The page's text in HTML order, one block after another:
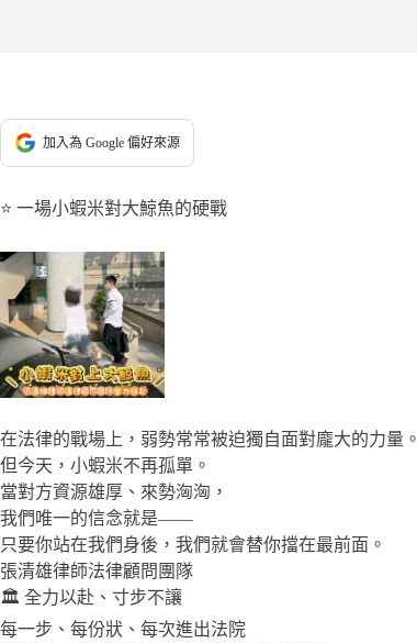
加入為 Google 偏好來源
⭐ 一場小蝦米對大鯨魚的硬戰
在法律的戰場上，弱勢常常被迫獨自面對龐大的力量。
但今天，小蝦米不再孤單。
當對方資源雄厚、來勢洶洶，
我們唯一的信念就是——
只要你站在我們身後，我們就會替你擋在最前面。
張清雄律師法律顧問團隊
🏛 全力以赴、寸步不讓
每一步、每份狀、每次進出法院